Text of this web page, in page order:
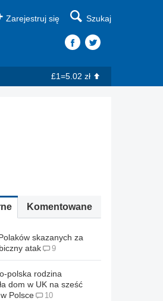
Zarejestruj się Szukaj
£1=5.02 zł
Komentowane
skazanych za
atak
9
polska rodzina
dom w UK na sześć
Polsce
10